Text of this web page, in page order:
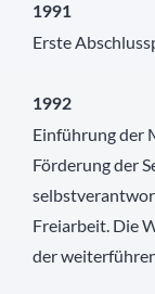
1991
Erste
1992
Einführung der
Förderung der
Freiarbeit. Die
der